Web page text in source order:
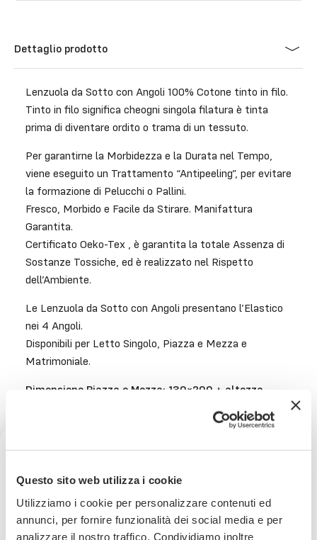
Questo sito web utilizza i cookie
Utilizziamo i cookie per personalizzare contenuti ed
annunci, per fornire funzionalità dei social media e per
analizzare il nostro traffico. Condividiamo inoltre
Dettaglio prodotto
Lenzuola da Sotto con Angoli 100% Cotone tinto in filo.
Tinto in filo significa cheogni singola filatura è tinta
prima di diventare ordito o trama di un tessuto.
Per garantirne la Morbidezza e la Durata nel Tempo,
viene eseguito un Trattamento “Antipeeling”, per evitare
la formazione di Pelucchi o Pallini.
Fresco, Morbido e Facile da Stirare. Manifattura
Garantita.
Certificato Oeko-Tex , è garantita la totale Assenza di
Sostanze Tossiche, ed è realizzato nel Rispetto
dell’Ambiente.
Le Lenzuola da Sotto con Angoli presentano l’Elastico
nei 4 Angoli.
Disponibili per Letto Singolo, Piazza e Mezza e
Matrimoniale.
Dimensione Piazza e Mezza: 130×200 + altezza
Per saperne di più
Ricevi uno sconto del 10% sul
tuo prossimo ordine